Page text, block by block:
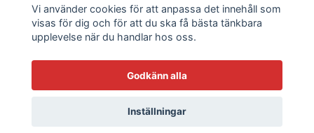
Vanliga frågor
Vi använder cookies för att anpassa det innehåll som
visas för dig och för att du ska få bästa tänkbara
upplevelse när du handlar hos oss.
Godkänn alla
Inställningar